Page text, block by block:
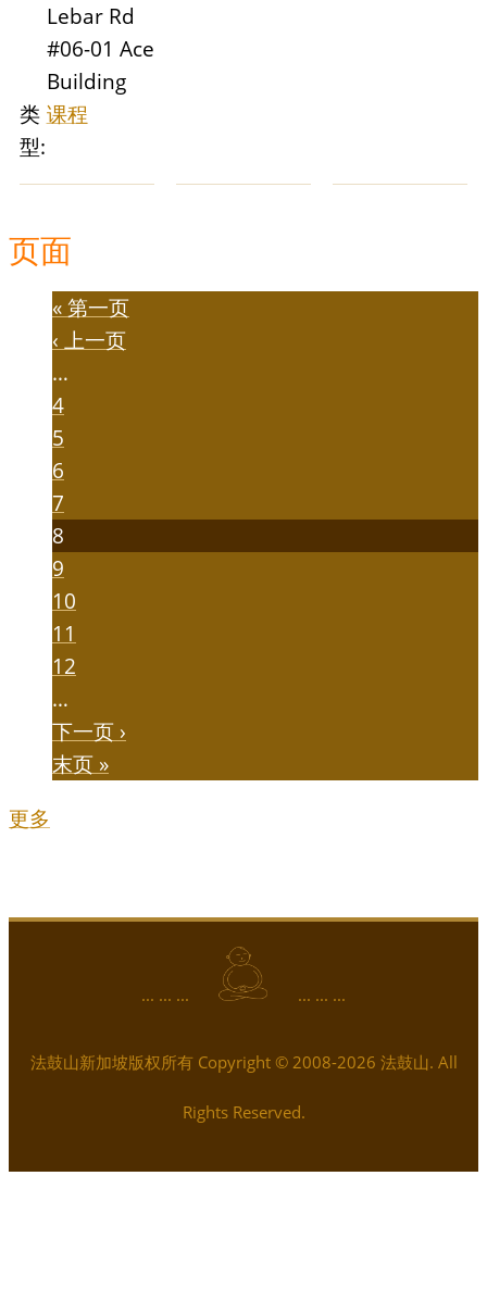
Lebar Rd
#06-01 Ace
Building
类
型:
课程
页面
« 第一页
‹ 上一页
…
4
5
6
7
8
9
10
11
12
…
下一页 ›
末页 »
更多
... ... ... ... ... ...
法鼓山新加坡版权所有 Copyright © 2008-2026 法鼓山. All
Rights Reserved.